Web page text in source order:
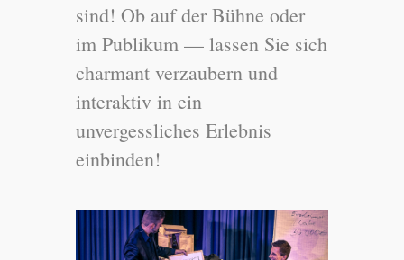
sind! Ob auf der Bühne oder
im Publikum — lassen Sie sich
charmant verzaubern und
interaktiv in ein
unvergessliches Erlebnis
einbinden!